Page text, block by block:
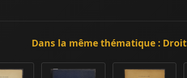
Dans la même thématique : Droit